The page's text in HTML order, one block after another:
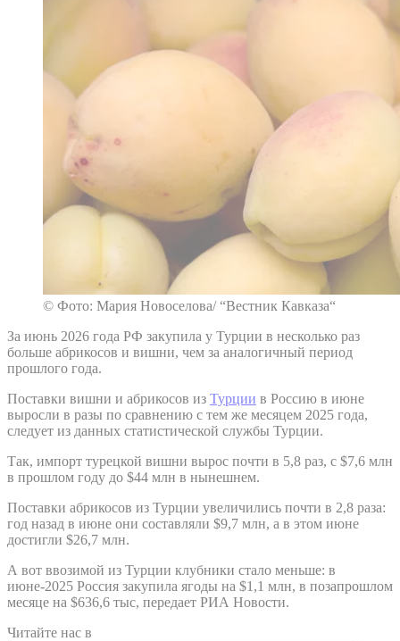
© Фото: Мария Новоселова/ “Вестник Кавказа“
За июнь 2026 года РФ закупила у Турции в несколько раз
больше абрикосов и вишни, чем за аналогичный период
прошлого года.
Поставки вишни и абрикосов из Турции в Россию в июне
выросли в разы по сравнению с тем же месяцем 2025 года,
следует из данных статистической службы Турции.
Так, импорт турецкой вишни вырос почти в 5,8 раз, с $7,6 млн
в прошлом году до $44 млн в нынешнем.
Поставки абрикосов из Турции увеличились почти в 2,8 раза:
год назад в июне они составляли $9,7 млн, а в этом июне
достигли $26,7 млн.
А вот ввозимой из Турции клубники стало меньше: в
июне-2025 Россия закупила ягоды на $1,1 млн, в позапрошлом
месяце на $636,6 тыс, передает РИА Новости.
Читайте нас в